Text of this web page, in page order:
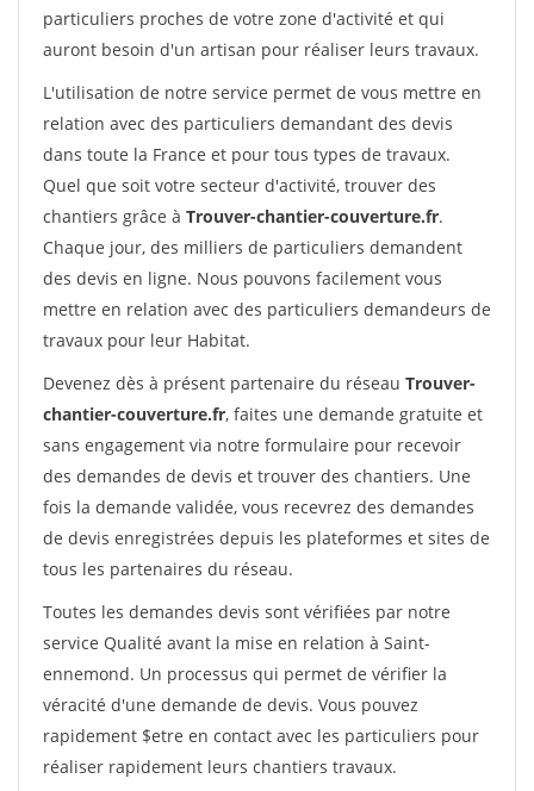
particuliers proches de votre zone d'activité et qui
auront besoin d'un artisan pour réaliser leurs travaux.
L'utilisation de notre service permet de vous mettre en
relation avec des particuliers demandant des devis
dans toute la France et pour tous types de travaux.
Quel que soit votre secteur d'activité, trouver des
chantiers grâce à Trouver-chantier-couverture.fr.
Chaque jour, des milliers de particuliers demandent
des devis en ligne. Nous pouvons facilement vous
mettre en relation avec des particuliers demandeurs de
travaux pour leur Habitat.
Devenez dès à présent partenaire du réseau Trouver-
chantier-couverture.fr, faites une demande gratuite et
sans engagement via notre formulaire pour recevoir
des demandes de devis et trouver des chantiers. Une
fois la demande validée, vous recevrez des demandes
de devis enregistrées depuis les plateformes et sites de
tous les partenaires du réseau.
Toutes les demandes devis sont vérifiées par notre
service Qualité avant la mise en relation à Saint-
ennemond. Un processus qui permet de vérifier la
véracité d'une demande de devis. Vous pouvez
rapidement $etre en contact avec les particuliers pour
réaliser rapidement leurs chantiers travaux.